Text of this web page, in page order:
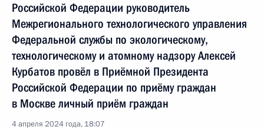
Российской Федерации руководитель
Межрегионального технологического управления
Федеральной службы по экологическому,
технологическому и атомному надзору Алексей
Курбатов провёл в Приёмной Президента
Российской Федерации по приёму граждан
в Москве личный приём граждан
4 апреля 2024 года, 18:07